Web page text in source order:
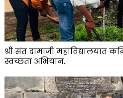
श्री संत दामाजी महाविद्यालयात
स्वच्छता अभियान.